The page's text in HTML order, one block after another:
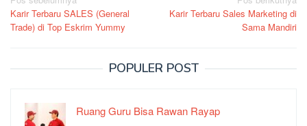
pos
Karir Terbaru SALES (General
Trade) di Top Eskrim Yummy
Karir Terbaru Sales Marketing di
Sama Mandiri
POPULER POST
Ruang Guru Bisa Rawan Rayap